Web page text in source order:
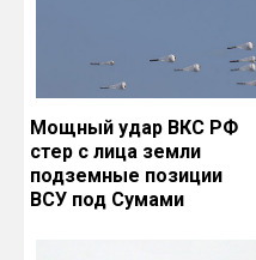
Мощный удар ВКС РФ
стер с лица земли
подземные позиции
ВСУ под Сумами